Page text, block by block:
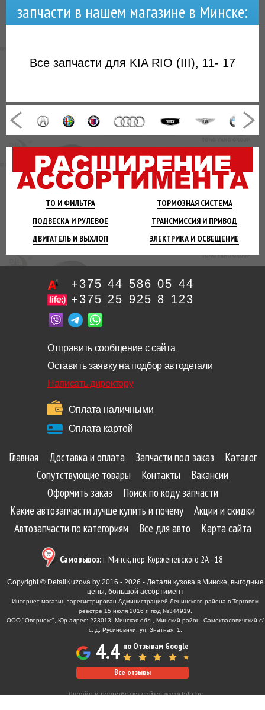
ТО И ФИЛЬТРА ТОРМОЗНАЯСИСТЕМА
ПОДВЕСКА И РУЛЕВОЕ ТРАНСМИССИЯ И ПРИВОД
ДВИГАТЕЛЬ И ВЫХЛОП ЭЛЕКТРИКА И ОСВЕЩЕНИЕ
запчасти в нашем магазине в Минске:
Все запчасти для KIA RIO (III), 11- 17
+375 44 586 05 44
+375 25 925 8 123
Отправить сообщение с сайта
Оставить заявку на подбор автодетали
Написать директору
Оплата наличными
Оплата картой
Главная Доставка и оплата Запчасти под заказ
Каталог
Сопутствующие товары
Контакты
Вакансии
Оформить заказ
Поиск по коду запчасти
Какие автозапчасти лучше купить и почему
Акции и скидки
Автозапчасти по категориям
Все для авто Карта сайта
Самовывоз:г. Минск, пер. Корженевского 2А - 18
Copyright © DetaliKuzova.by 2016 - 2026 - Детали кузова в Минске, выгодные
цены, большой ассортимент
Интернет-магазин зарегистрирован Администрацией Ленинского района в Торговом
реестре 15 июля 2016 г. под №344919.
ООО "Овернокс", Юр.адрес: 223013, Минская обл., Минский район, Самохваловичский с/
с, д. Русиновичи, ул. Знатная, 1.
4.4 по Отзывам Google
Все отзывы
Дизайн и разработка сайта:www.tale.by